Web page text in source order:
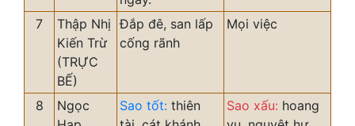
7
Thập Nhị
Kiến Trừ
(TRỰC
BẾ)
Đắp đê, san lấp
cống rãnh
Mọi việc
8
Ngọc
Sao tốt: thiên
Sao xấu: hoang